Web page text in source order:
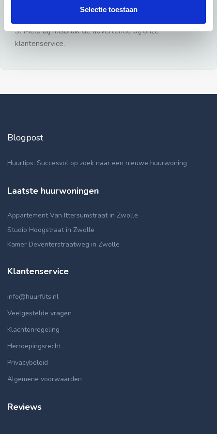
Selectie toestaan
3: Meld bij misbruik de advertentie bij onze
klantenservice.
Blogpost
Huurtips: Succesvol op zoek naar een nieuwe huurwoning
Laatste huurwoningen
Appartement Van Ittersumstraat in Zwolle
Studio Hoogstraat in Zwolle
Kamer Deventerstraatweg in Zwolle
Klantenservice
info@huurflits.nl
Veelgestelde vragen
Klachtenregeling
Herroepingsrecht
Privacybeleid
Algemene voorwaarden
Reviews